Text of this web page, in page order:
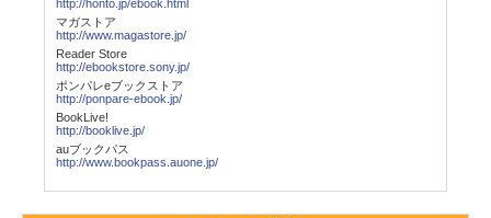
http://honto.jp/ebook.html
マガストア
http://www.magastore.jp/
Reader Store
http://ebookstore.sony.jp/
ポンパレeブックストア
http://ponpare-ebook.jp/
BookLive!
http://booklive.jp/
auブックパス
http://www.bookpass.auone.jp/